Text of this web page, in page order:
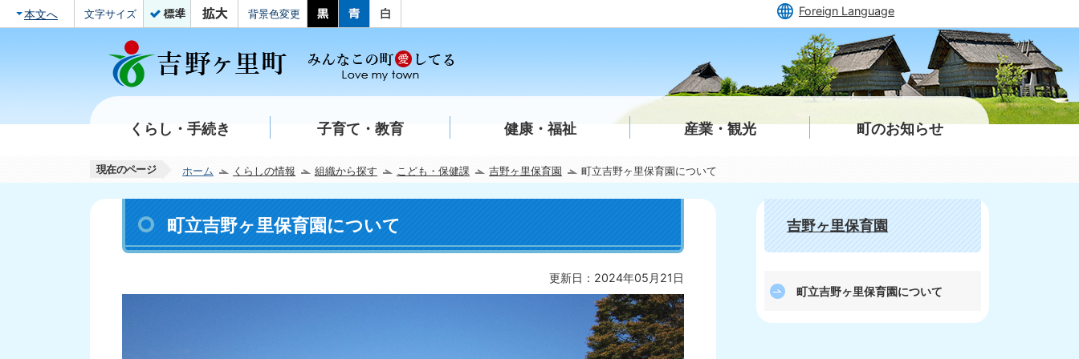
本文へ 文字サイズ 背景色変更 Foreign Language
くらし・手続き 子育て・教育 健康・福祉 産業・観光 町のお知らせ
現在のページ ホーム くらしの情報 組織から探す こども・保健課 吉野ヶ里保育園 町立吉野ヶ里保育園について
町立吉野ヶ里保育園について
更新日：2024年05月21日
吉野ヶ里保育園
町立吉野ヶ里保育園について